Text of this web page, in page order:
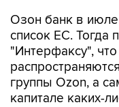
Озон банк в июле
список ЕС. Тогда
"Интерфаксу",
группы Ozon, а
капитале каких-